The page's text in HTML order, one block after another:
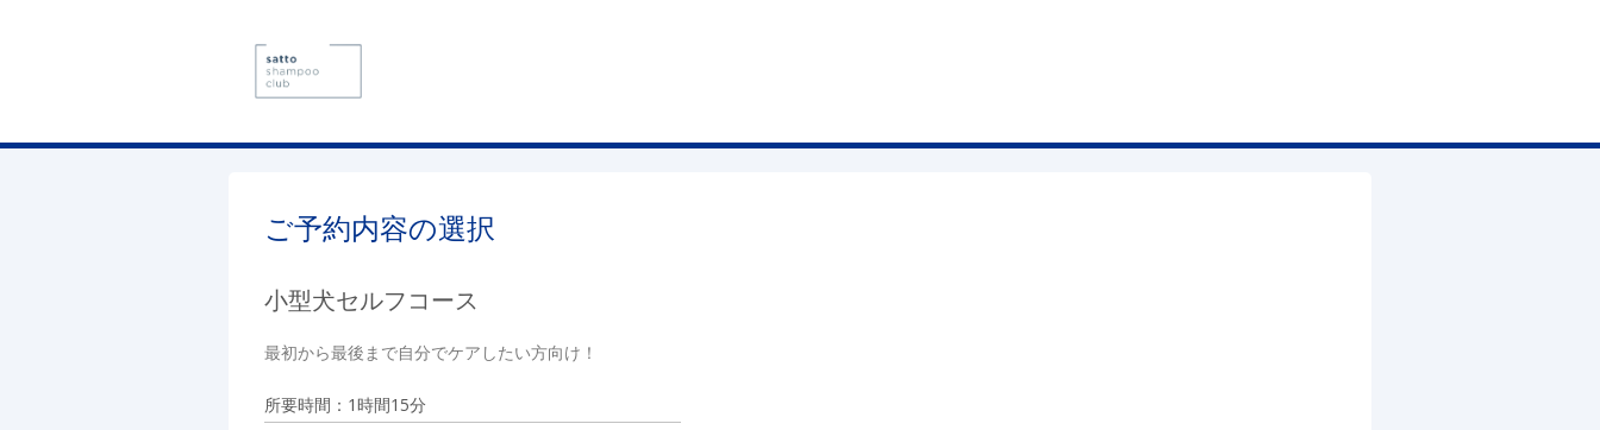
ご予約内容の選択
小型犬セルフコース
最初から最後まで自分でケアしたい方向け！
所要時間：1時間15分